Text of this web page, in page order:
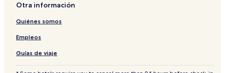
Otra información
Quiénes somos
Empleos
Guías de viaje